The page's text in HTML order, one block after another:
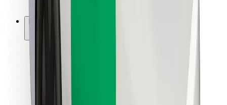
Bolt-ladestationer
For passagerer
For leveringspersoner
Bolt Food